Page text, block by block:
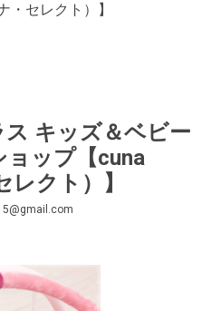
・セレクト）】
キッズ＆ベビー
ョップ【cuna
クト）】